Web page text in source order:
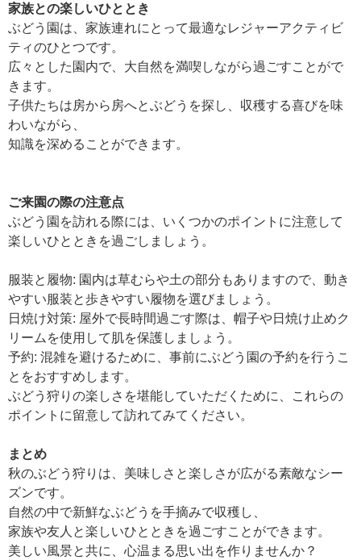
家族との楽しいひととき
ぶどう園は、家族連れにとって最適なレジャーアクティビ
ティのひとつです。
広々とした園内で、大自然を満喫しながら過ごすことがで
きます。
子供たちは房から房へとぶどうを探し、収穫する喜びを味
わいながら、
知識を深めることができます。
ご来園の際の注意点
ぶどう園を訪れる際には、いくつかのポイントに注意して
楽しいひとときを過ごしましょう。
服装と履物: 園内は草むらや土の部分もありますので、動き
やすい服装と歩きやすい履物を選びましょう。
日焼け対策: 屋外で長時間過ごす際は、帽子や日焼け止めク
リームを使用して肌を保護しましょう。
予約: 混雑を避けるために、事前にぶどう園の予約を行うこ
とをおすすめします。
ぶどう狩りの楽しさを堪能していただくために、これらの
ポイントに留意して訪れてみてください。
まとめ
秋のぶどう狩りは、美味しさと楽しさが広がる素敵なシー
ズンです。
自然の中で新鮮なぶどうを手摘みで収穫し、
家族や友人と楽しいひとときを過ごすことができます。
美しい風景と共に、心温まる思い出を作りませんか？